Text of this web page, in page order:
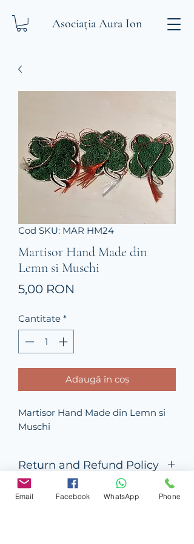
Asociația Aura Ion
Cod SKU: MAR HM24
Martisor Hand Made din
Lemn si Muschi
5,00 RON
Cantitate *
Adaugă în coș
Martisor Hand Made din Lemn si
Muschi
Return and Refund Policy
this is my return and refund policy
Email Facebook WhatsApp Phone